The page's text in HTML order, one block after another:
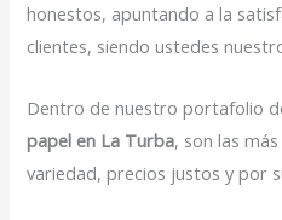
honestos, apuntando a la
clientes, siendo ustedes
Dentro de nuestro portafolio
papel en La Turba, son las
variedad, precios justos y por